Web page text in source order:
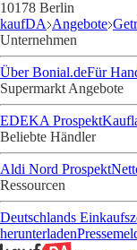
10178 Berlin
kaufDA Angebote
Unternehmen
Über Bonial.deFür
Supermarkt Angebote
EDEKA Prospekt
Beliebte Händler
Aldi Nord Prospekt
Ressourcen
Deutschlands
herunterladen